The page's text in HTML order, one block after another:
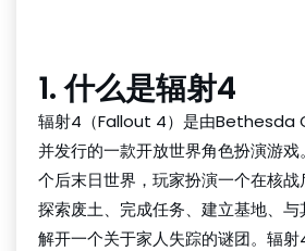
1. 什么是辐射4
辐射4（Fallout 4）是由Bethesda
并发行的一款开放世界角色扮演游
个后末日世界，玩家扮演一个在核战
探索废土、完成任务、建立基地、
解开一个关于家人失踪的谜团。辐射